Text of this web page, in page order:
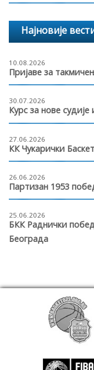
Најновије
10.08.2026
Пријаве за
30.07.2026
Курс за нове
27.06.2026
КК Чукарички
26.06.2026
Партизан 1953
25.06.2026
БКК Раднички
Београда